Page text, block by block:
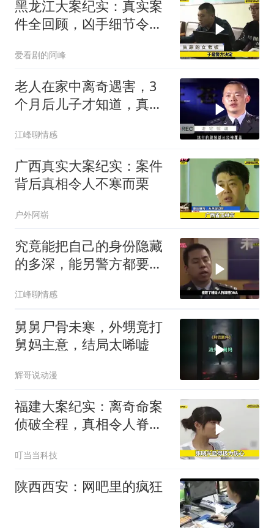
黑龙江大案纪实：真实案
件全回顾，凶手细节令人
爱看剧的阿峰
老人在家中离奇遇害，3
个月后儿子才知道，真相
江峰聊情感
广西真实大案纪实：案件
背后真相令人不寒而栗
户外阿崭
究竟能把自己的身份隐藏
的多深，能另警方都要刮
江峰聊情感
舅舅尸骨未寒，外甥竟打
舅妈主意，结局太唏嘘
辉哥说动漫
福建大案纪实：离奇命案
侦破全程，真相令人脊背
叮当当科技
陕西西安：网吧里的疯狂